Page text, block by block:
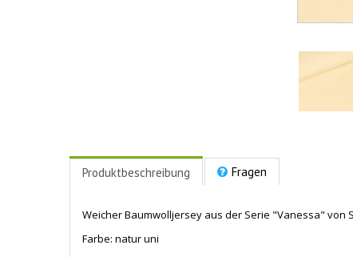
Produktbeschreibung Fragen
Weicher Baumwolljersey aus der Serie "Vanessa" von
Farbe: natur uni